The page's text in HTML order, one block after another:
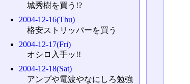
城秀樹を買う!?
2004-12-16(Thu)
格安ストリッパーを買う
2004-12-17(Fri)
オシロ入手ッ!!
2004-12-18(Sat)
アンプや電波やなにしろ勉強